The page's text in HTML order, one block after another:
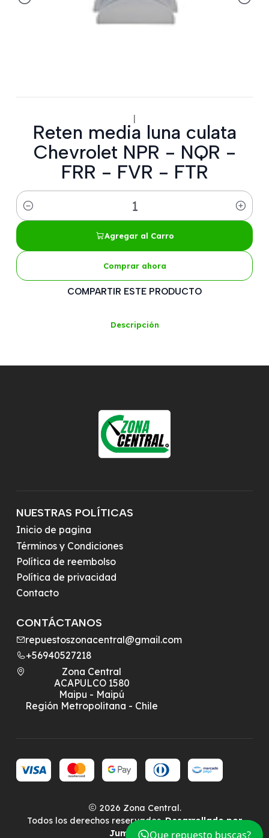
|
Reten media luna culata
Chevrolet NPR - NQR -
FRR - FVR - FTR
Cantidad
Agregar al Carro
Comprar ahora
COMPARTIR ESTE PRODUCTO
Descripción
NUESTRAS POLÍTICAS
Inicio de pagina
Términos y Condiciones
Política de reembolso
Política de privacidad
Contacto
CONTÁCTANOS
repuestoszonacentral@gmail.com
+56940527218
Zona Central
ACAPULCO 1580
Maipu - Maipú
Región Metropolitana - Chile
2026 Zona Central.
Todos los derechos reservados.Desarrollado por
Jumpseller.
Que repuesto buscas?